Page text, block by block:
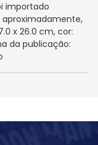
importado
aproximadamente,
x 26.0 cm, cor:
da publicação: